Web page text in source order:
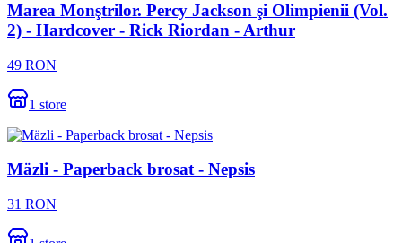
Marea Monştrilor. Percy Jackson şi Olimpienii (Vol.
2) - Hardcover - Rick Riordan - Arthur
49 RON
1 store
Mäzli - Paperback brosat - Nepsis
31 RON